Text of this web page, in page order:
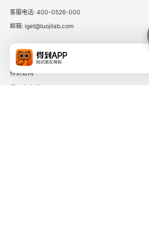
客服电话: 400-0526-000
邮箱: iget@luojilab.com
相关链接：
得到官网